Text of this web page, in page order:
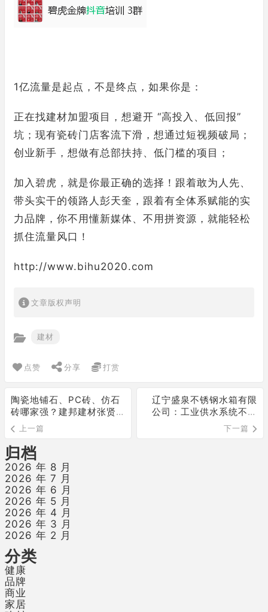
1亿流量是起点，不是终点，如果你是：
正在找建材加盟项目，想避开 “高投入、低回报”
坑；现有瓷砖门店客流下滑，想通过短视频破局；
创业新手，想做有总部扶持、低门槛的项目；
加入碧虎，就是你最正确的选择！跟着敢为人先、
带头实干的领路人彭天奎，跟着有全体系赋能的实
力品牌，你不用懂新媒体、不用拼资源，就能轻松
抓住流量风口！
http://www.bihu2020.com
文章版权声明
建材
点赞 分享 打赏
陶瓷地铺石、PC砖、仿石
砖哪家强？建邦建材张贤
利：不拼概念，拼这3个
“硬道理”
上一篇
辽宁盛泉不锈钢水箱有限
公司：工业供水系统不锈
钢储罐选型与配置指南
下一篇
归档
2026 年 8 月
2026 年 7 月
2026 年 6 月
2026 年 5 月
2026 年 4 月
2026 年 3 月
2026 年 2 月
分类
健康
品牌
商业
家居